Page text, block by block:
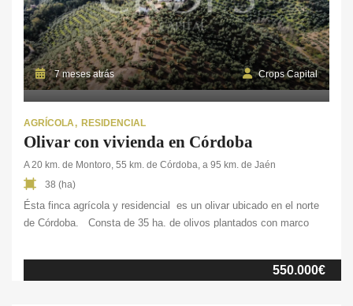
7 meses atrás Crops Capital
AGRÍCOLA RESIDENCIAL
Olivar con vivienda en Córdoba
A 20 km. de Montoro, 55 km. de Córdoba, a 95 km. de Jaén
38 (ha)
Ésta finca agrícola y residencial es un olivar ubicado en el norte
de Córdoba. Consta de 35 ha. de olivos plantados con marco
zona. Además, la propiedad cuenta con varias viviendas situadas
550.000€